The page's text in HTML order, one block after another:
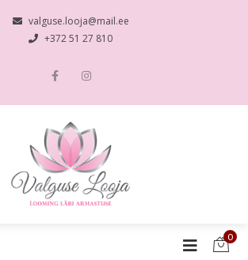
valguse.looja@mail.ee
+372 51 27 810
0